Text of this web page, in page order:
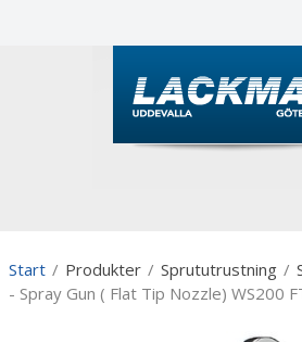
Start / Produkter / Sprututrustning /
- Spray Gun ( Flat Tip Nozzle) WS200